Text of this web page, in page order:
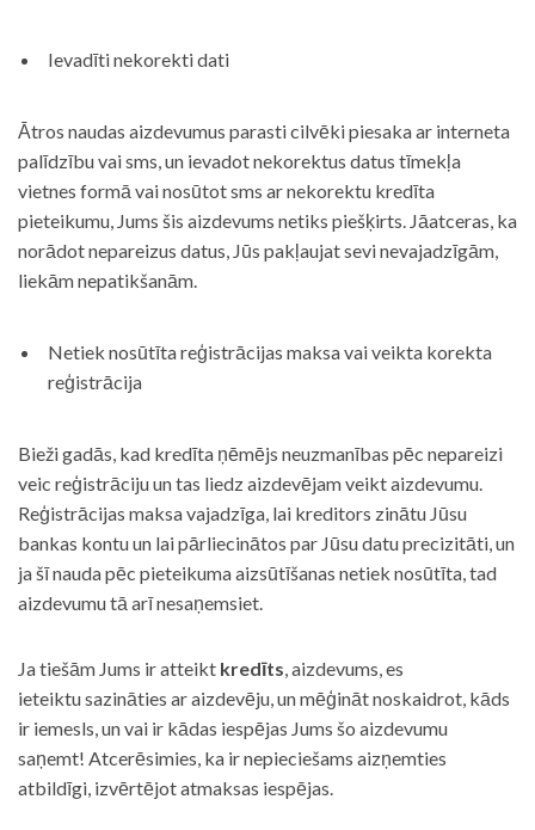
Ievadīti nekorekti dati
Ātros naudas aizdevumus parasti cilvēki piesaka ar interneta
palīdzību vai sms, un ievadot nekorektus datus tīmekļa
vietnes formā vai nosūtot sms ar nekorektu kredīta
pieteikumu, Jums šis aizdevums netiks piešķirts. Jāatceras, ka
norādot nepareizus datus, Jūs pakļaujat sevi nevajadzīgām,
liekām nepatikšanām.
Netiek nosūtīta reģistrācijas maksa vai veikta korekta
reģistrācija
Bieži gadās, kad kredīta ņēmējs neuzmanības pēc nepareizi
veic reģistrāciju un tas liedz aizdevējam veikt aizdevumu.
Reģistrācijas maksa vajadzīga, lai kreditors zinātu Jūsu
bankas kontu un lai pārliecinātos par Jūsu datu precizitāti, un
ja šī nauda pēc pieteikuma aizsūtīšanas netiek nosūtīta, tad
aizdevumu tā arī nesaņemsiet.
Ja tiešām Jums ir atteikt kredīts, aizdevums, es
ieteiktu sazināties ar aizdevēju, un mēģināt noskaidrot, kāds
ir iemesls, un vai ir kādas iespējas Jums šo aizdevumu
saņemt! Atcerēsimies, ka ir nepieciešams aizņemties
atbildīgi, izvērtējot atmaksas iespējas.